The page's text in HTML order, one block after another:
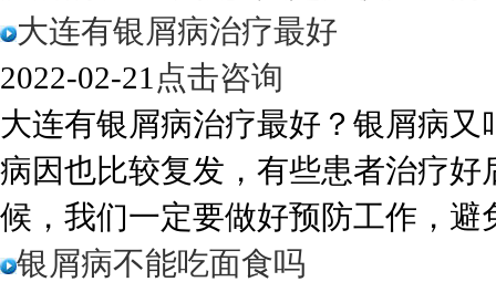
大连有银屑病治疗最好
2022-02-21 点击咨询
大连有银屑病治疗最好？银屑病
病因也比较复发，有些患者治疗
候，我们一定要做好预防工作，避
银屑病不能吃面食吗